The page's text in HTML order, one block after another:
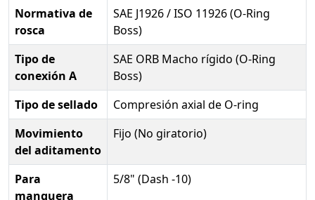
Normativa de
rosca
SAE J1926 / ISO 11926 (O-Ring
Boss)
Tipo de
conexión A
SAE ORB Macho rígido (O-Ring
Boss)
Tipo de sellado
Compresión axial de O-ring
Movimiento
del aditamento
Fijo (No giratorio)
Para
manguera
5/8" (Dash -10)